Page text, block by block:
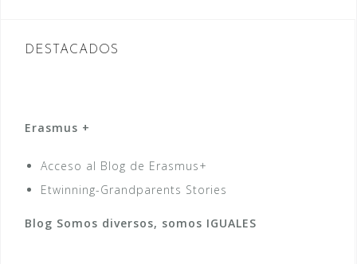
DESTACADOS
Erasmus +
Acceso al Blog de Erasmus+
Etwinning-Grandparents Stories
Blog Somos diversos, somos IGUALES